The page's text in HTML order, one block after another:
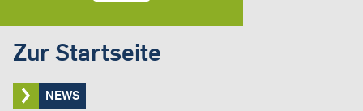
Zur Startseite
NEWS